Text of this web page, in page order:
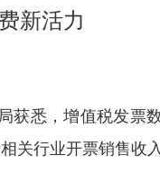
新活力
悉，增值税发票
关行业开票销售收